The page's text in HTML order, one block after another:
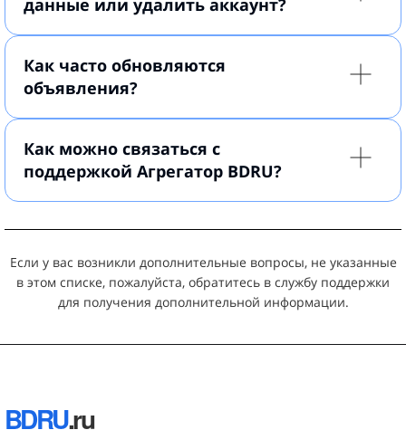
данные или удалить аккаунт?
Как часто обновляются
объявления?
Как можно связаться с
поддержкой Агрегатор BDRU?
Если у вас возникли дополнительные вопросы, не указанные
в этом списке, пожалуйста, обратитесь в службу поддержки
для получения дополнительной информации.
BDRU.ru